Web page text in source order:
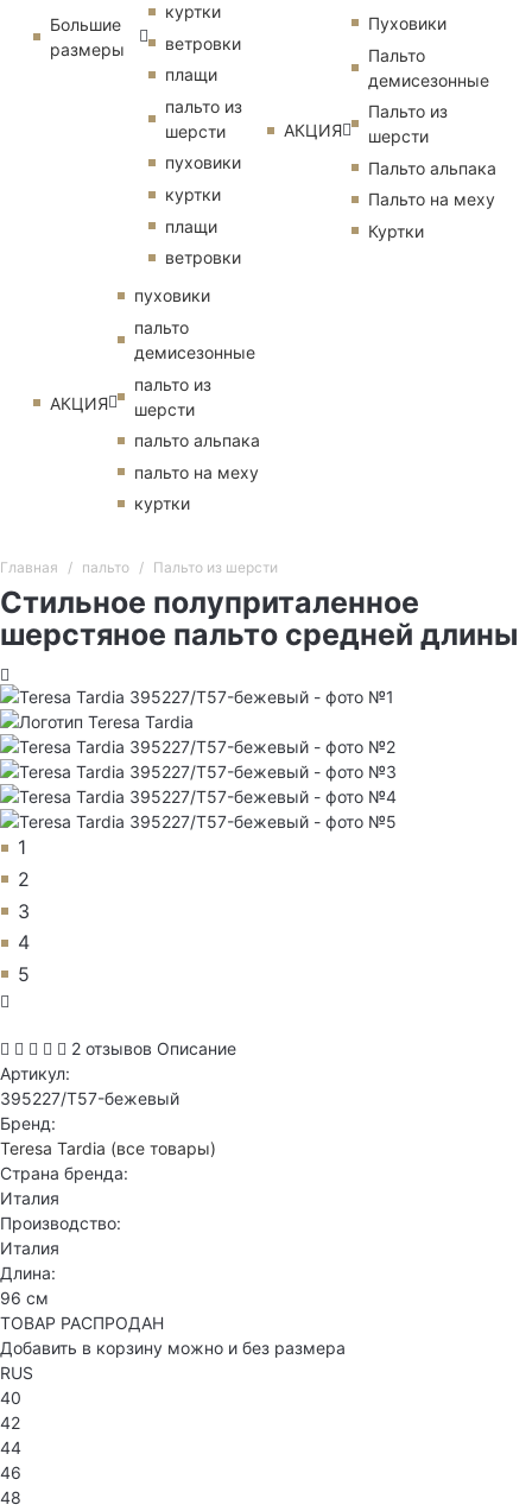
Большие
размеры
куртки
ветровки
плащи
пальто из
шерсти
пуховики
куртки
плащи
ветровки
АКЦИЯ
пуховики
пальто
демисезонные
пальто из
шерсти
пальто альпака
пальто на меху
куртки
АКЦИЯ
Пуховики
Пальто
демисезонные
Пальто из
шерсти
Пальто альпака
Пальто на меху
Куртки
Главная пальто Пальто из шерсти
Стильное полуприталенное
шерстяное пальто средней длины
1
2
3
4
5
2 отзывов Описание
Артикул:
395227/T57-бежевый
Бренд:
Teresa Tardia (все товары)
Страна бренда:
Италия
Производство:
Италия
Длина:
96 см
ТОВАР РАСПРОДАН
Добавить в корзину можно и без размера
RUS
40
42
44
46
48